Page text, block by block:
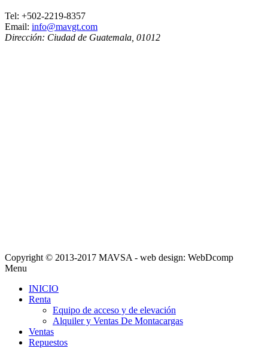
Tel: +502-2219-8357
Email: info@mavgt.com
Dirección: Ciudad de Guatemala 01012
Copyright © 2013-2017 MAVSA - web design: WebDcomp
Menu
INICIO
Renta
Equipo de acceso y de elevación
Alquiler y Ventas De Montacargas
Ventas
Repuestos